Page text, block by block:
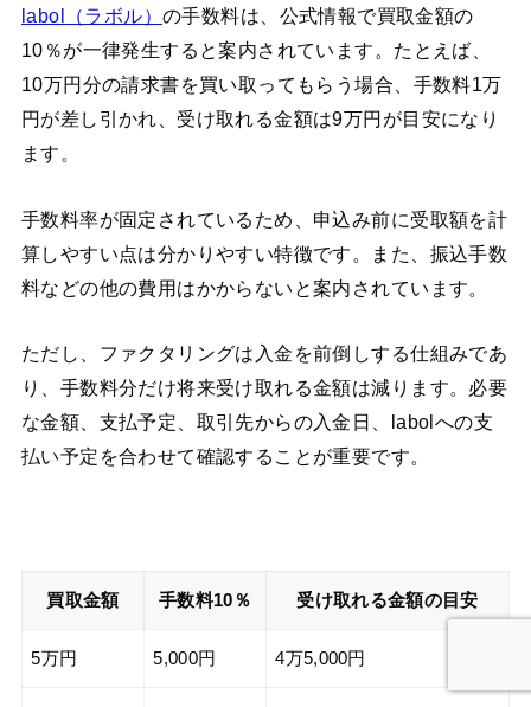
labol（ラボル）の手数料は、公式情報で買取金額の
10％が一律発生すると案内されています。たとえば、
10万円分の請求書を買い取ってもらう場合、手数料1万
円が差し引かれ、受け取れる金額は9万円が目安になり
ます。
手数料率が固定されているため、申込み前に受取額を計
算しやすい点は分かりやすい特徴です。また、振込手数
料などの他の費用はかからないと案内されています。
ただし、ファクタリングは入金を前倒しする仕組みであ
り、手数料分だけ将来受け取れる金額は減ります。必要
な金額、支払予定、取引先からの入金日、labolへの支
払い予定を合わせて確認することが重要です。
買取金額 手数料10％ 受け取れる金額の目安
5万円 5,000円 4万5,000円